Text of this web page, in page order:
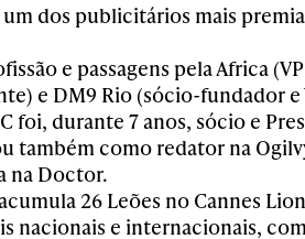
dos publicitários mais
e passagens pela Africa
e DM9 Rio (sócio-fundador e
foi, durante 7 anos, sócio e
também como redator na
na Doctor.
26 Leões no Cannes
nacionais e internacionais,